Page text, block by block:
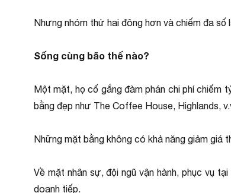
Nhưng nhóm thứ hai đông hơn và chiếm đa
Sống cùng bão thế nào?
Một mặt, họ cố gắng đàm phán chi phí chiếm
bằng đẹp như The Coffee House, Highlands,
Những mặt bằng không có khả năng giảm giá
Về mặt nhân sự, đội ngũ vận hành, phục vụ
doanh tiếp.